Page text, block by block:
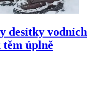
desítky vodních
úplně